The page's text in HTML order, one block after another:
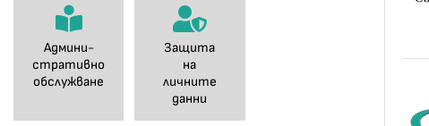
Админи-
стративно
обслужване
Защита
на
личните
данни